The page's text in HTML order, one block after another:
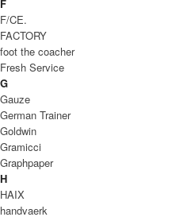
F
F/CE.
FACTORY
foot the coacher
Fresh Service
G
Gauze
German Trainer
Goldwin
Gramicci
Graphpaper
H
HAIX
handvaerk